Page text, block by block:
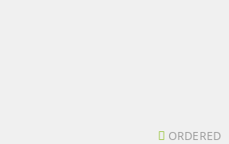
ORDERED